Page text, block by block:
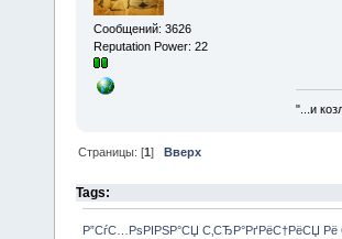
Сообщений: 3626
Reputation Power: 22
"...и
Страницы: [1]Вверх
Tags:
Р”СѓС…РѕРІРЅР°СЏ С‚СЂР°РґРёС†РёСЏ